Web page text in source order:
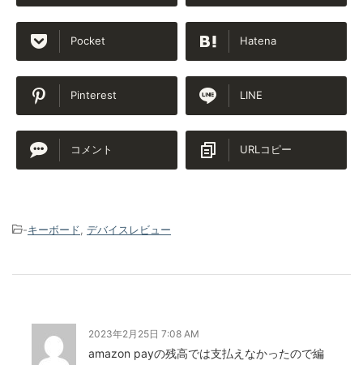
Pocket Hatena
Pinterest LINE
コメント URLコピー
-キーボード デバイスレビュー
2023年2月25日 7:08 AM
amazon payの残高では支払えなかったので編